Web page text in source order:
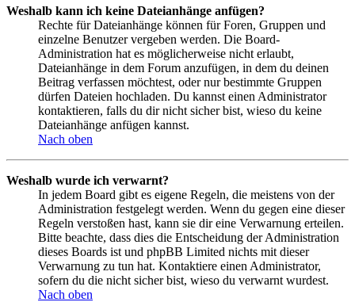
Weshalb kann ich keine Dateianhänge anfügen?
Rechte für Dateianhänge können für Foren, Gruppen und
einzelne Benutzer vergeben werden. Die Board-
Administration hat es möglicherweise nicht erlaubt,
Dateianhänge in dem Forum anzufügen, in dem du deinen
Beitrag verfassen möchtest, oder nur bestimmte Gruppen
dürfen Dateien hochladen. Du kannst einen Administrator
kontaktieren, falls du dir nicht sicher bist, wieso du keine
Dateianhänge anfügen kannst.
Nach oben
Weshalb wurde ich verwarnt?
In jedem Board gibt es eigene Regeln, die meistens von der
Administration festgelegt werden. Wenn du gegen eine dieser
Regeln verstoßen hast, kann sie dir eine Verwarnung erteilen.
Bitte beachte, dass dies die Entscheidung der Administration
dieses Boards ist und phpBB Limited nichts mit dieser
Verwarnung zu tun hat. Kontaktiere einen Administrator,
sofern du die nicht sicher bist, wieso du verwarnt wurdest.
Nach oben